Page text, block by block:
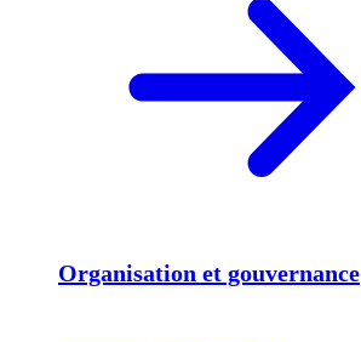
Organisation et gouvernance